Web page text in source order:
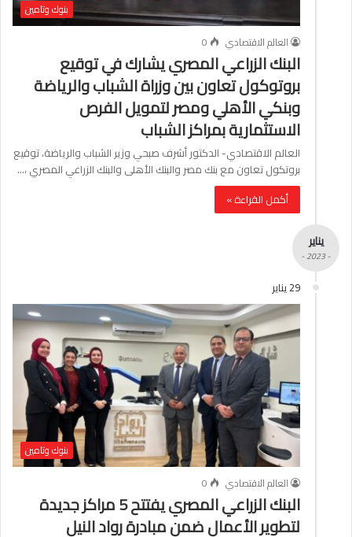
بنوك وتامين
العالم الاقتصادي
0
البنك الزراعي المصري يشارك في توقيع
بروتوكول تعاون بين وزراة الشباب والرياضة
وبنكي الأهلي ومصر لتمويل الفرص
الاستثمارية بمراكز الشباب
العالم الاقتصادي- الدكتور أشرف صبحي وزير الشباب والرياضة، توقيع
بروتكول تعاون مع بنك مصر والبنك الأهلى والبنك الزراعي المصري ،…
أكمل القراءة »
يناير
- 2023 -
29 يناير
بنوك وتامين
العالم الاقتصادي
0
البنك الزراعي المصري يفتتح 5 مراكز جديدة
لتطوير الأعمال ضمن مبادرة رواد النيل